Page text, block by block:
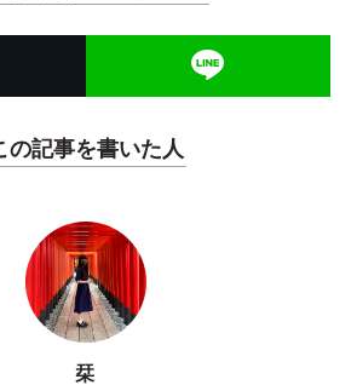
の記事を書いた人
栞